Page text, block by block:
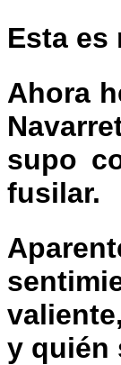
Esta es
Ahora
supo
fusilar.
y quién